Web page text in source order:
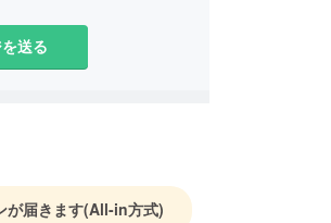
送る
が届きます(All-in方式)